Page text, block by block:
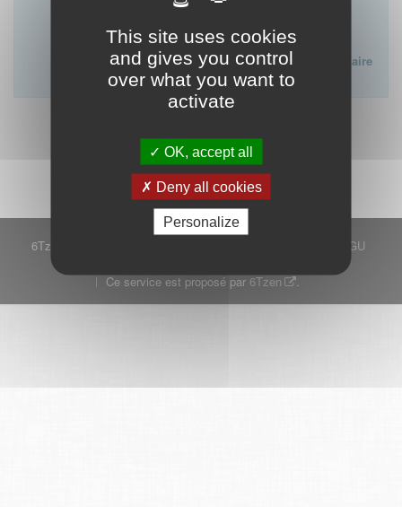
This site uses cookies
and gives you control
over what you want to
activate
OK, accept all
Deny all cookies
Personalize
plainte ou formuler des doléances à l'égard d'un médecin
Lien vers la FAQ du CNOM sur la procédure disciplinaire
FAQ procédure disciplinaire
Démarrer
6Tzen ©2015 - Tous droits réservés
CGU
Ce service est proposé par6Tzen .